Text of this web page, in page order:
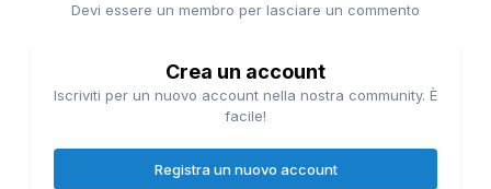
Devi essere un membro per lasciare un commento
Crea un account
Iscriviti per un nuovo account nella nostra community. È
facile!
Registra un nuovo account